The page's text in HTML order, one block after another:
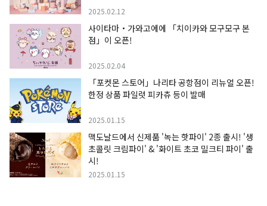
2025.02.12
사이타마・가와고에에 「치이카와 모구모구 본
점」이 오픈!
2025.02.04
「포켓몬 스토어」나리타 공항점이 리뉴얼 오픈!
한정 상품 파일럿 피카츄 등이 발매
2025.01.15
맥도날드에서 신제품 '녹는 핫파이' 2종 출시! '생
초콜릿 크림파이' & '화이트 초코 밀크티 파이' 출
시!
2025.01.15